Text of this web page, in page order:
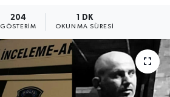
204
GÖSTERIM
1 DK
OKUNMA SÜRESI